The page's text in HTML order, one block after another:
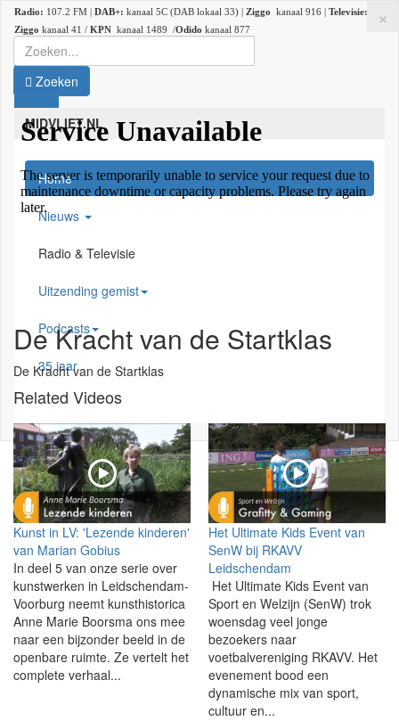
Radio: 107.2 FM | DAB+: kanaal 5C (DAB lokaal 33) | Ziggo kanaal 916 | Televisie:
Ziggo kanaal 41 / KPN kanaal 1489 /Odido kanaal 877
MIDVLIET.NL
×
Home
Nieuws
Radio & Televisie
Uitzending gemist
Podcasts
35 jaar
Zoeken
De Kracht van de Startklas
De Kracht van de Startklas
Related Videos
Kunst in LV: 'Lezende kinderen'
van Marian Gobius
In deel 5 van onze serie over
kunstwerken in Leidschendam-
Voorburg neemt kunsthistorica
Anne Marie Boorsma ons mee
naar een bijzonder beeld in de
openbare ruimte. Ze vertelt het
complete verhaal...
Het Ultimate Kids Event van
SenW bij RKAVV
Leidschendam
Het Ultimate Kids Event van
Sport en Welzijn (SenW) trok
woensdag veel jonge
bezoekers naar
voetbalvereniging RKAVV. Het
evenement bood een
dynamische mix van sport,
cultuur en...